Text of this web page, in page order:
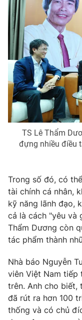
Sản phẩm
Thị trường
Tư vấn
Lịch phát sóng
Chuyên mục khác
Emagazine
Photo
Video
VTV Sức khoẻ
Thị trường 24h
VTV4
VTV9
Liên hệ tòa soạn
TS Lê Thẩm
đựng nhiều điều
Trong số đó, có
tài chính cá nhân,
kỹ năng lãnh đạo,
cả là cách "yêu và
Thẩm Dương còn
tác phẩm thành
Nhà báo Nguyễn
viên Việt Nam tiếp
trên. Anh cho biết,
đã rút ra hơn 100
thống và có chủ